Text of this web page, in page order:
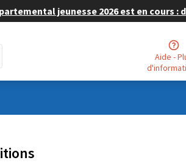
jeunesse 2026 est en cours :
Aide - Plus